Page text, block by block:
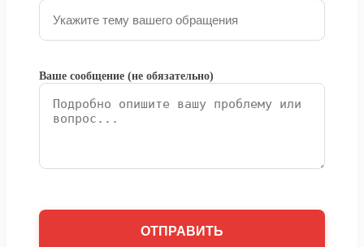
Ваше сообщение (не обязательно)